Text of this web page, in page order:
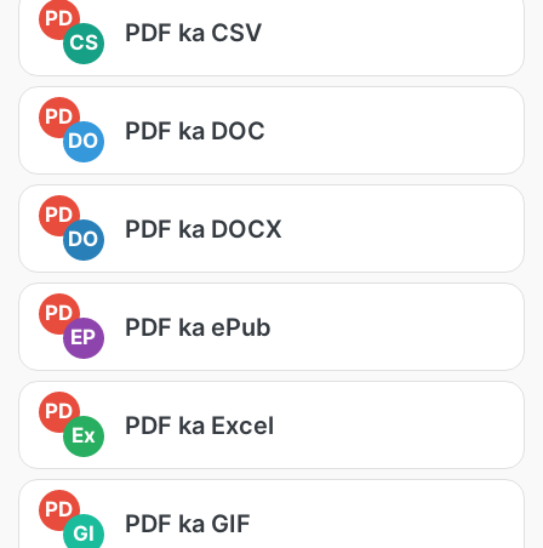
PD
CS
PDF ka CSV
PD
DO
PDF ka DOC
PD
DO
PDF ka DOCX
PD
EP
PDF ka ePub
PD
Ex
PDF ka Excel
PD
GI
PDF ka GIF